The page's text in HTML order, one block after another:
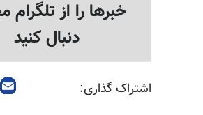
خبرها را از تلگرام
دنبال کنید
اشتراک گذاری: